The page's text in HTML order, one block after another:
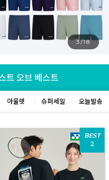
4/18
아울렛 슈퍼세일 오늘발송
BEST
2